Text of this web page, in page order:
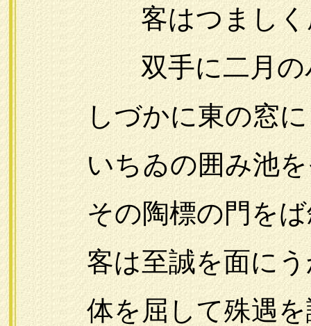
客はつましく座
双手に二月のパ
しづかに東の窓に
いちゐの囲み池をそ
その陶標の門をば
客は至誠を面にう
体を屈して殊遇を